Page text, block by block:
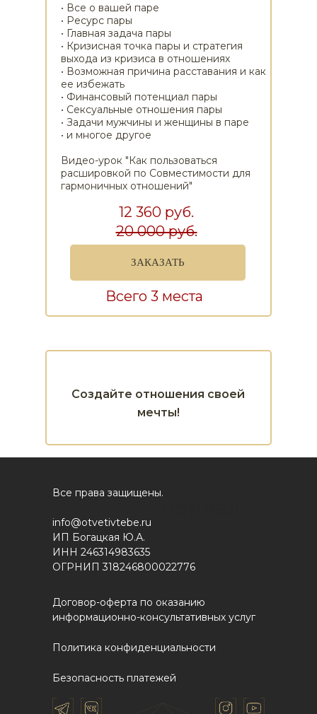
ЗАКАЗАТЬ
• Все о вашей паре
• Ресурс пары
• Главная задача пары
• Кризисная точка пары и стратегия
выхода из кризиса в отношениях
• Возможная причина расставания и как
ее избежать
• Финансовый потенциал пары
• Сексуальные отношения пары
• Задачи мужчины и женщины в паре
• и многое другое
Видео-урок "Как пользоваться
расшировкой по Совместимости для
гармоничных отношений"
12 360 руб.
20 000 руб.
Всего 3 места
Создайте отношения своей
мечты!
Все права защищены.
info@otvetivtebe.ru
ИП Богацкая Ю.А.
ИНН 246314983635
ОГРНИП 318246800022776
Договор-оферта по оказанию
информационно-консультативных услуг
Политика конфиденциальности
Безопасность платежей